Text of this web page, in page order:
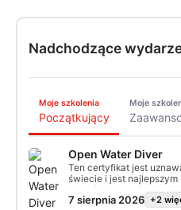
Nadchodzące
Moje szkolenia
Początkujący
Moje
Open Water Diver
Ten certyfikat jest
świecie i jest najlepszym
zostać
podczas przygody, która
7 sierpnia 2026 +2